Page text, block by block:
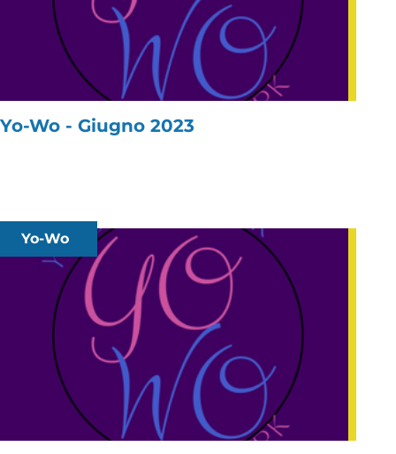
Yo-Wo - Giugno 2023
Yo-Wo